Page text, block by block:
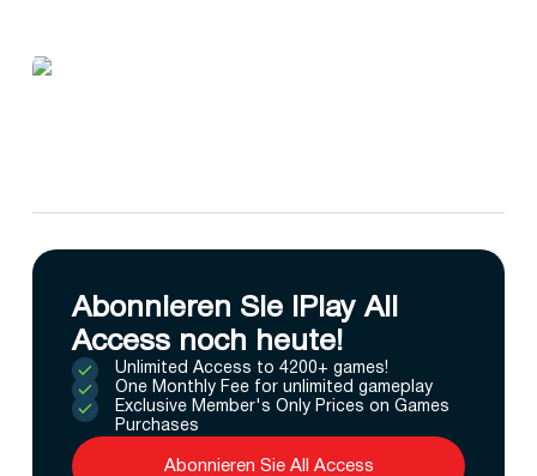
Abonnieren Sie IPlay All
Access noch heute!
Unlimited Access to 4200+ games!
One Monthly Fee for unlimited gameplay
Exclusive Member's Only Prices on Games
Purchases
Abonnieren Sie All Access